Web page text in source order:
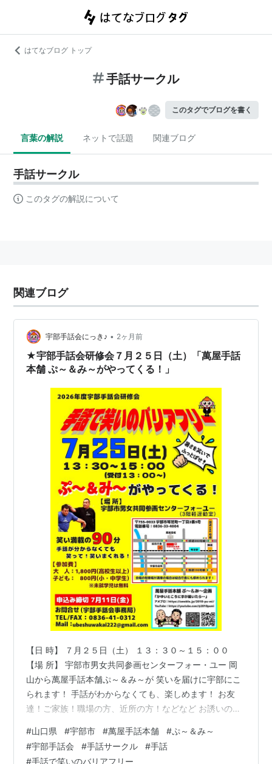
はてなブログ トップ
手話サークル
このタグでブログを書く
言葉の解説 ネットで話題 関連ブログ
手話サークル
このタグの解説について
関連ブログ
宇部手話会にっき♪ • 2ヶ月前
★宇部手話会研修会７月２５日（土）「萬屋手話
本舗 ぷ～＆み～がやってくる！」
【日 時】 ７月２５日（土） １３：３０～１５：００
【場 所】 宇部市男女共同参画センターフォー・ユー 岡
山から萬屋手話本舗ぷ～＆み～が 笑いを届けに宇部にこ
られます！ 手話がわからなくても、楽しめます！ お友
達！ご家族！職場の方、近所の方！などなど お誘いの上
#山口県 #宇部市 #萬屋手話本舗 #ぷ～＆み～
#宇部手話会 #手話サークル #手話
#手話で笑いのバリアフリー